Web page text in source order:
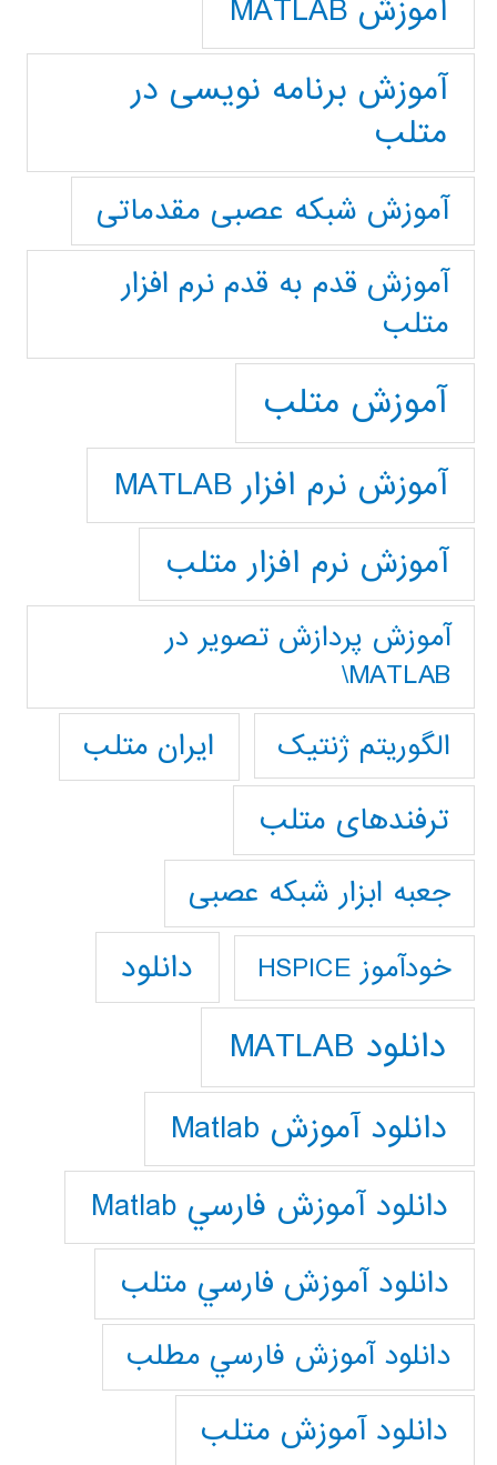
آموزش MATLAB
آموزش برنامه نویسی در
متلب
آموزش شبکه عصبی مقدماتی
آموزش قدم به قدم نرم افزار
متلب
آموزش متلب
آموزش نرم افزار MATLAB
آموزش نرم افزار متلب
آموزش پردازش تصوير در
MATLAB\
الگوریتم ژنتیک
ایران متلب
ترفندهای متلب
جعبه ابزار شبکه عصبی
خودآموز HSPICE دانلود
دانلود MATLAB
دانلود آموزش Matlab
دانلود آموزش فارسي Matlab
دانلود آموزش فارسي متلب
دانلود آموزش فارسي مطلب
دانلود آموزش متلب